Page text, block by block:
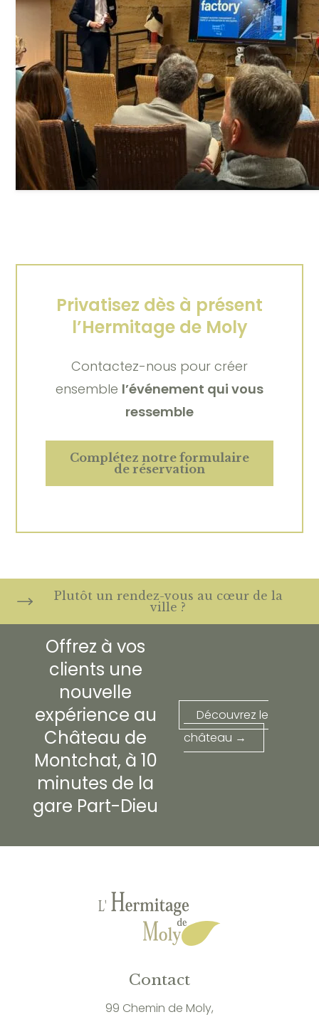
Privatisez dès à présent
l’Hermitage de Moly
Contactez-nous pour créer
ensemble l’événement qui vous
ressemble
Complétez notre formulaire
de réservation
Plutôt un rendez-vous au cœur de la
ville ?
Offrez à vos
clients une
nouvelle
expérience au
Château de
Montchat, à 10
minutes de la
gare Part-Dieu
Découvrez le
château →
Contact
99 Chemin de Moly,